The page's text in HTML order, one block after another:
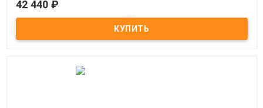
Под заказ
Комплект цветных табуреток для активной терапии 11 шт.
42 440 ₽